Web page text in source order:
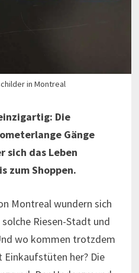
in Montreal
Die
Gänge
sich das Leben
zum Shoppen.
Montreal wundern sich
Riesen-Stadt und
wo kommen trotzdem
Einkaufstüten her? Die